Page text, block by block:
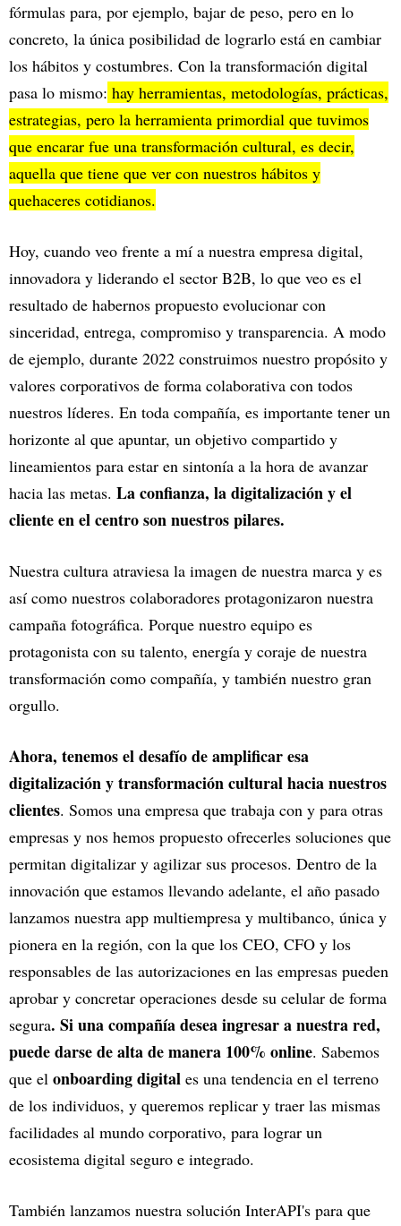
fórmulas para, por ejemplo, bajar de peso, pero en lo
concreto, la única posibilidad de lograrlo está en cambiar
los hábitos y costumbres. Con la transformación digital
pasa lo mismo: hay herramientas, metodologías, prácticas,
estrategias, pero la herramienta primordial que tuvimos
que encarar fue una transformación cultural, es decir,
aquella que tiene que ver con nuestros hábitos y
quehaceres cotidianos.
Hoy, cuando veo frente a mí a nuestra empresa digital,
innovadora y liderando el sector B2B, lo que veo es el
resultado de habernos propuesto evolucionar con
sinceridad, entrega, compromiso y transparencia. A modo
de ejemplo, durante 2022 construimos nuestro propósito y
valores corporativos de forma colaborativa con todos
nuestros líderes. En toda compañía, es importante tener un
horizonte al que apuntar, un objetivo compartido y
lineamientos para estar en sintonía a la hora de avanzar
hacia las metas. La confianza, la digitalización y el
cliente en el centro son nuestros pilares.
Nuestra cultura atraviesa la imagen de nuestra marca y es
así como nuestros colaboradores protagonizaron nuestra
campaña fotográfica. Porque nuestro equipo es
protagonista con su talento, energía y coraje de nuestra
transformación como compañía, y también nuestro gran
orgullo.
Ahora, tenemos el desafío de amplificar esa
digitalización y transformación cultural hacia nuestros
clientes. Somos una empresa que trabaja con y para otras
empresas y nos hemos propuesto ofrecerles soluciones que
permitan digitalizar y agilizar sus procesos. Dentro de la
innovación que estamos llevando adelante, el año pasado
lanzamos nuestra app multiempresa y multibanco, única y
pionera en la región, con la que los CEO, CFO y los
responsables de las autorizaciones en las empresas pueden
aprobar y concretar operaciones desde su celular de forma
segura. Si una compañía desea ingresar a nuestra red,
puede darse de alta de manera 100% online. Sabemos
que el onboarding digital es una tendencia en el terreno
de los individuos, y queremos replicar y traer las mismas
facilidades al mundo corporativo, para lograr un
ecosistema digital seguro e integrado.
También lanzamos nuestra solución InterAPI's para que